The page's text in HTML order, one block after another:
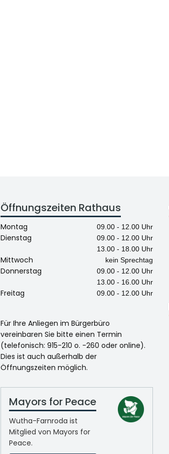
Öffnungszeiten Rathaus
Montag 09.00 - 12.00 Uhr
Dienstag
09.00 - 12.00 Uhr
13.00 - 18.00 Uhr
Mittwoch kein Sprechtag
Donnerstag
09.00 - 12.00 Uhr
13.00 - 16.00 Uhr
Freitag 09.00 - 12.00 Uhr
Für Ihre Anliegen im Bürgerbüro
vereinbaren Sie bitte einen Termin
(telefonisch: 915-210 o. -260 oder online).
Dies ist auch außerhalb der
Öffnungszeiten möglich.
Mayors for Peace
Wutha-Farnroda ist
Mitglied von Mayors for
Peace.